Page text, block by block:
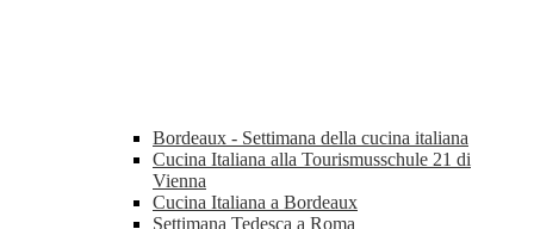
Bordeaux - Settimana della cucina italiana
Cucina Italiana alla Tourismusschule 21 di
Vienna
Cucina Italiana a Bordeaux
Settimana Tedesca a Roma